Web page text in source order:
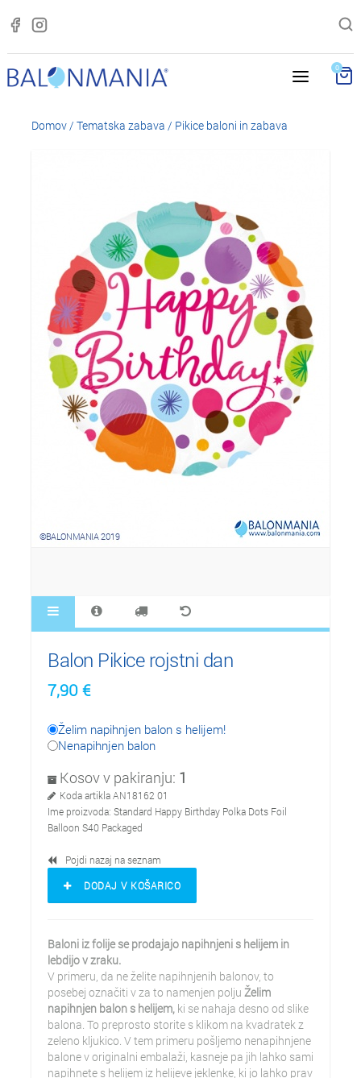
0
Domov/ Tematska zabava / Pikice baloni in zabava
Balon Pikice rojstni dan
7,90€
Želim napihnjen balon s helijem!
Nenapihnjen balon
Kosov v pakiranju: 1
Koda artiklaAN18162 01
Ime proizvoda: Standard Happy Birthday Polka Dots Foil
Balloon S40 Packaged
Pojdi nazaj na seznam
DODAJ V KOŠARICO
Baloni iz folije se prodajajo napihnjeni s helijem in
lebdijo v zraku.
V primeru, da ne želite napihnjenih balonov, to
posebej označiti v za to namenjen polju Želim
napihnjen balon s helijem, ki se nahaja desno od slike
balona. To preprosto storite s klikom na kvadratek z
zeleno kljukico. V tem primeru pošljemo nenapihnjene
balone v originalni embalaži, kasneje pa jih lahko sami
napihnete s helijem iz helijeve jeklenke, ki jo lahko prav